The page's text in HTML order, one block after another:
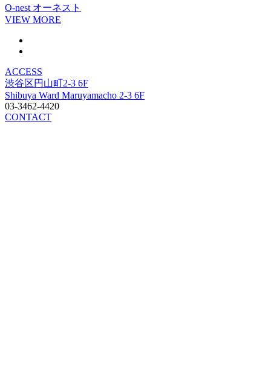
O-nest オーネスト
VIEW MORE
ACCESS
渋谷区円山町2-3 6F
Shibuya Ward Maruyamacho 2-3 6F
03-3462-4420
CONTACT